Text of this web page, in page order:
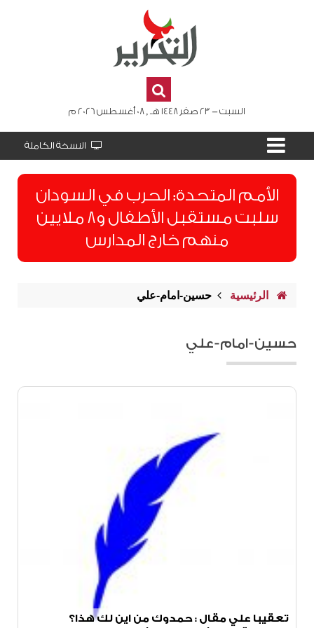
السبت - 23 صفر 1448 هـ , 08 أغسطس 2026 م
النسخة الكاملة
الأمم المتحدة: الحرب في السودان
سلبت مستقبل الأطفال و8 ملايين
منهم خارج المدارس
الرئيسية حسين-امام-علي
حسين-امام-علي
تعقيبا علي مقال : حمدوك من اين لك هذا؟